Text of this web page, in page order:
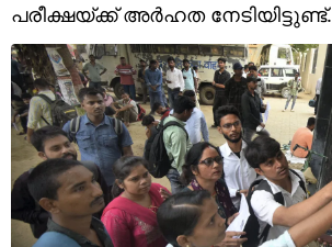
Web Story
Photo
Short Videos
പരീക്ഷയ്ക്ക് അർഹത നേടിയിട്ടുണ്ട്.